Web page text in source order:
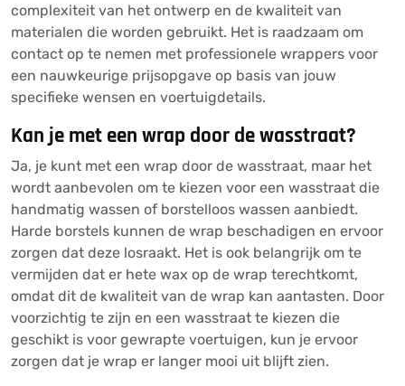
complexiteit van het ontwerp en de kwaliteit van
materialen die worden gebruikt. Het is raadzaam om
contact op te nemen met professionele wrappers voor
een nauwkeurige prijsopgave op basis van jouw
specifieke wensen en voertuigdetails.
Kan je met een wrap door de wasstraat?
Ja, je kunt met een wrap door de wasstraat, maar het
wordt aanbevolen om te kiezen voor een wasstraat die
handmatig wassen of borstelloos wassen aanbiedt.
Harde borstels kunnen de wrap beschadigen en ervoor
zorgen dat deze losraakt. Het is ook belangrijk om te
vermijden dat er hete wax op de wrap terechtkomt,
omdat dit de kwaliteit van de wrap kan aantasten. Door
voorzichtig te zijn en een wasstraat te kiezen die
geschikt is voor gewrapte voertuigen, kun je ervoor
zorgen dat je wrap er langer mooi uit blijft zien.